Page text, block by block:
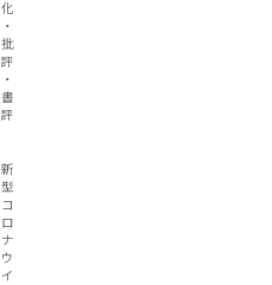
化
・
批
評
・
書
評
新
型
コ
ロ
ナ
ウ
イ